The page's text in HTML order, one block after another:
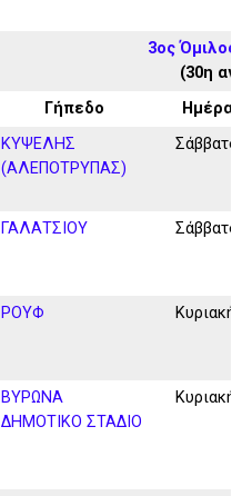
3ος Όμιλος
(30η
Γήπεδο
Ημέρα
ΚΥΨΕΛΗΣ
(ΑΛΕΠΟΤΡΥΠΑΣ)
Σάββατο
ΓΑΛΑΤΣΙΟΥ Σάββατο
ΡΟΥΦ Κυριακή
ΒΥΡΩΝΑ
ΔΗΜΟΤΙΚΟ ΣΤΑΔΙΟ
Κυριακή